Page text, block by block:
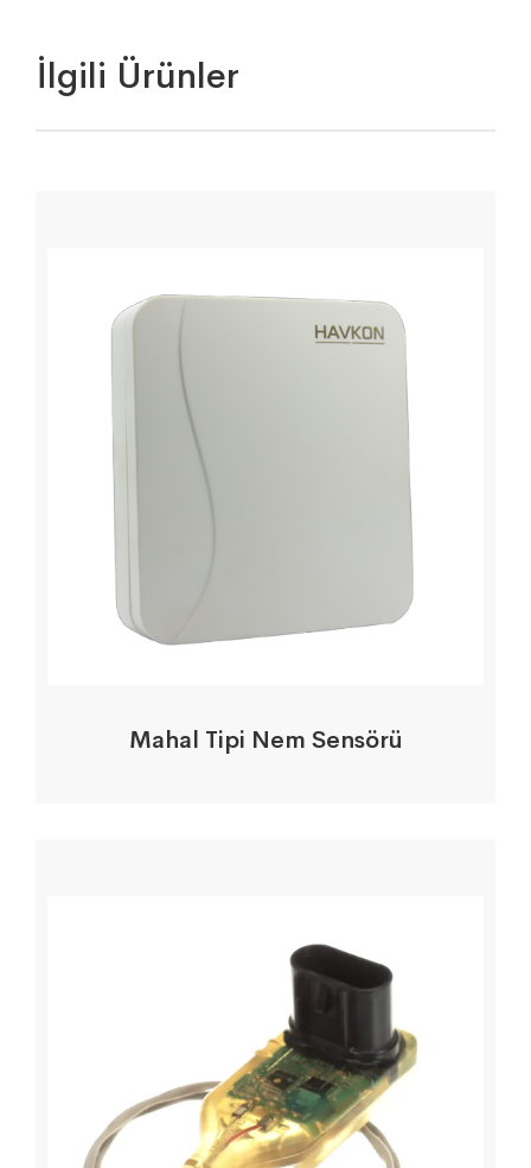
İlgili Ürünler
Mahal Tipi Nem Sensörü